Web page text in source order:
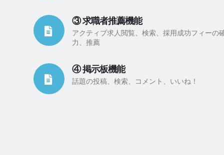
③ 求職者推薦機能
アクティブ求人閲覧、検索、採用成功フィーの
力、推薦
④ 掲示板機能
話題の投稿、検索、コメント、いいね！